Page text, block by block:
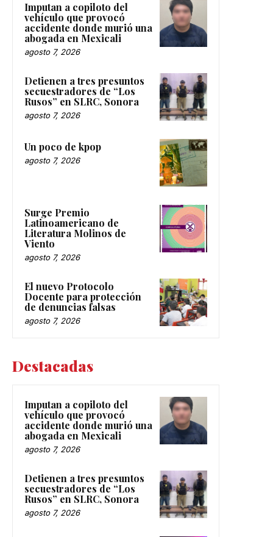
Imputan a copiloto del
vehículo que provocó
accidente donde murió una
abogada en Mexicali
agosto 7, 2026
Detienen a tres presuntos
secuestradores de “Los
Rusos” en SLRC, Sonora
agosto 7, 2026
Un poco de kpop
agosto 7, 2026
Surge Premio
Latinoamericano de
Literatura Molinos de
Viento
agosto 7, 2026
El nuevo Protocolo
Docente para protección
de denuncias falsas
agosto 7, 2026
Destacadas
Imputan a copiloto del
vehículo que provocó
accidente donde murió una
abogada en Mexicali
agosto 7, 2026
Detienen a tres presuntos
secuestradores de “Los
Rusos” en SLRC, Sonora
agosto 7, 2026